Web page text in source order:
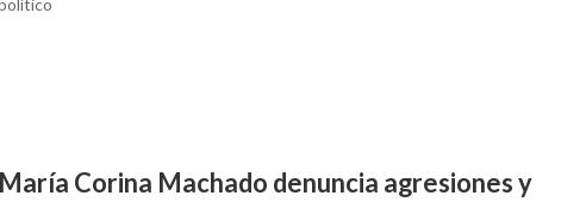
María Corina Machado denuncia agresiones y